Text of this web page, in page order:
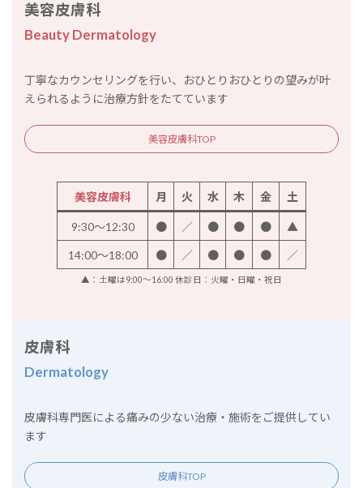
美容皮膚科
Beauty Dermatology
丁寧なカウンセリングを行い、おひとりおひとりの望みが叶
えられるように治療方針をたてています
美容皮膚科TOP
美容皮膚科 月 火 水 木 金 土
9:30～12:30 ● ／ ● ● ● ▲
14:00～18:00 ● ／ ● ● ● ／
▲：土曜は9:00～16:00 休診日：火曜・日曜・祝日
皮膚科
Dermatology
皮膚科専門医による痛みの少ない治療・施術をご提供してい
ます
皮膚科TOP